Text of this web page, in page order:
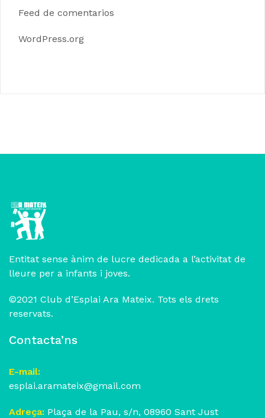
Feed de comentarios
WordPress.org
Entitat sense ànim de lucre dedicada a l’activitat de
lleure per a infants i joves.
©2021 Club d’Esplai Ara Mateix. Tots els drets
reservats.
Contacta’ns
E-mail:
esplai.aramateix@gmail.com
Adreça: Plaça de la Pau, s/n, 08960 Sant Just